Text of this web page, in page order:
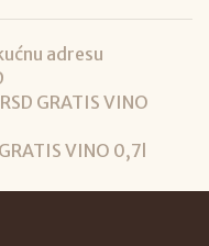
adresu
GRATIS VINO
VINO 0,7l